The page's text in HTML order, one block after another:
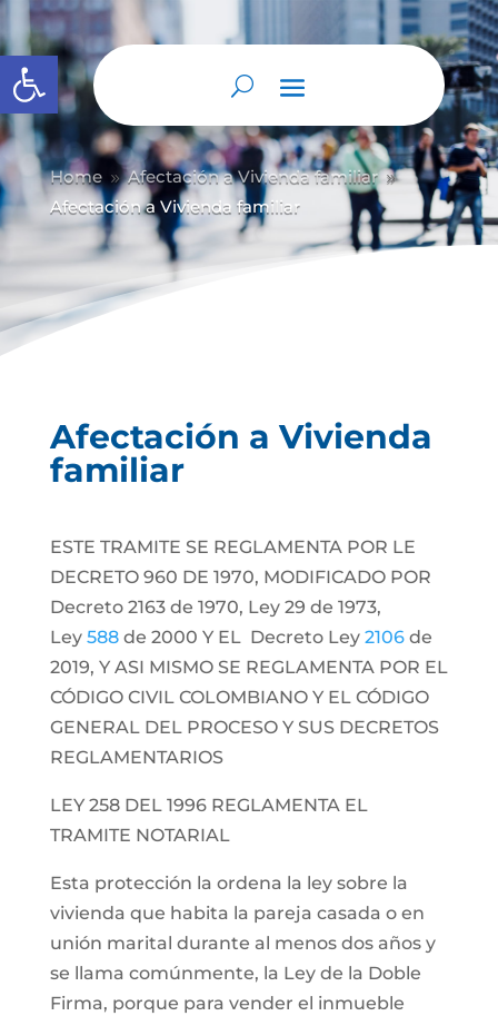
Abrir barra de herramientas
Home 9 Afectación a Vivienda familiar 9
Afectación a Vivienda familiar
Afectación a Vivienda
familiar
ESTE TRAMITE SE REGLAMENTA POR LE
DECRETO 960 DE 1970, MODIFICADO POR
Decreto 2163 de 1970, Ley 29 de 1973,
Ley 588de 2000 Y EL Decreto Ley 2106de
2019, Y ASI MISMO SE REGLAMENTA POR EL
CÓDIGO CIVIL COLOMBIANO Y EL CÓDIGO
GENERAL DEL PROCESO Y SUS DECRETOS
REGLAMENTARIOS
LEY 258 DEL 1996 REGLAMENTA EL
TRAMITE NOTARIAL
Esta protección la ordena la ley sobre la
vivienda que habita la pareja casada o en
unión marital durante al menos dos años y
se llama comúnmente, la Ley de la Doble
Firma, porque para vender el inmueble